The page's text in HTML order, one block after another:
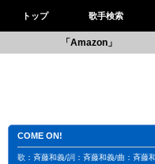
トップ 歌手検索
「Amazon」
COME ON!
歌：斉藤和義/詞：斉藤和義/曲：斉藤